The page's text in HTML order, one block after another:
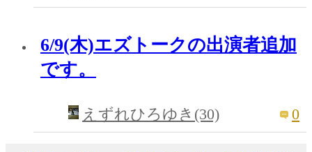
6/9(木)エズトークの出演者追加
です。
えずれひろゆき(30) 0